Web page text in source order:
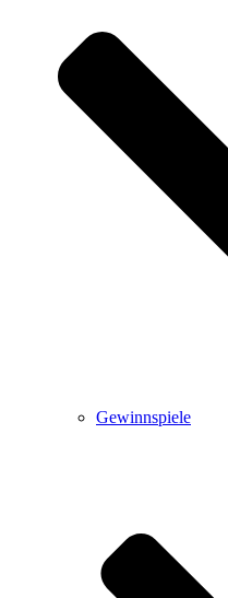
Gewinnspiele